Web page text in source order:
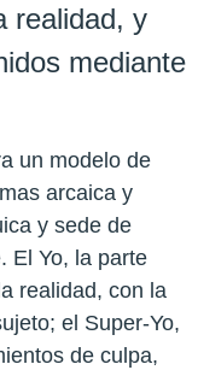
realidad, y
mediante
un modelo de
arcaica y
y sede de
El Yo, la parte
realidad, con la
el Super-Yo,
de culpa,